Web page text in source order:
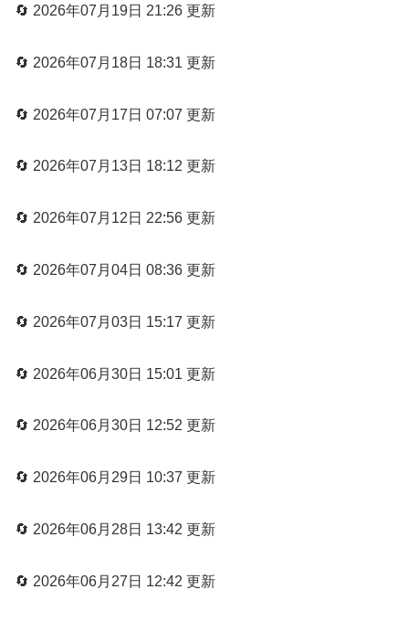
🔄 2026年07月19日 21:26 更新
🔄 2026年07月18日 18:31 更新
🔄 2026年07月17日 07:07 更新
🔄 2026年07月13日 18:12 更新
🔄 2026年07月12日 22:56 更新
🔄 2026年07月04日 08:36 更新
🔄 2026年07月03日 15:17 更新
🔄 2026年06月30日 15:01 更新
🔄 2026年06月30日 12:52 更新
🔄 2026年06月29日 10:37 更新
🔄 2026年06月28日 13:42 更新
🔄 2026年06月27日 12:42 更新